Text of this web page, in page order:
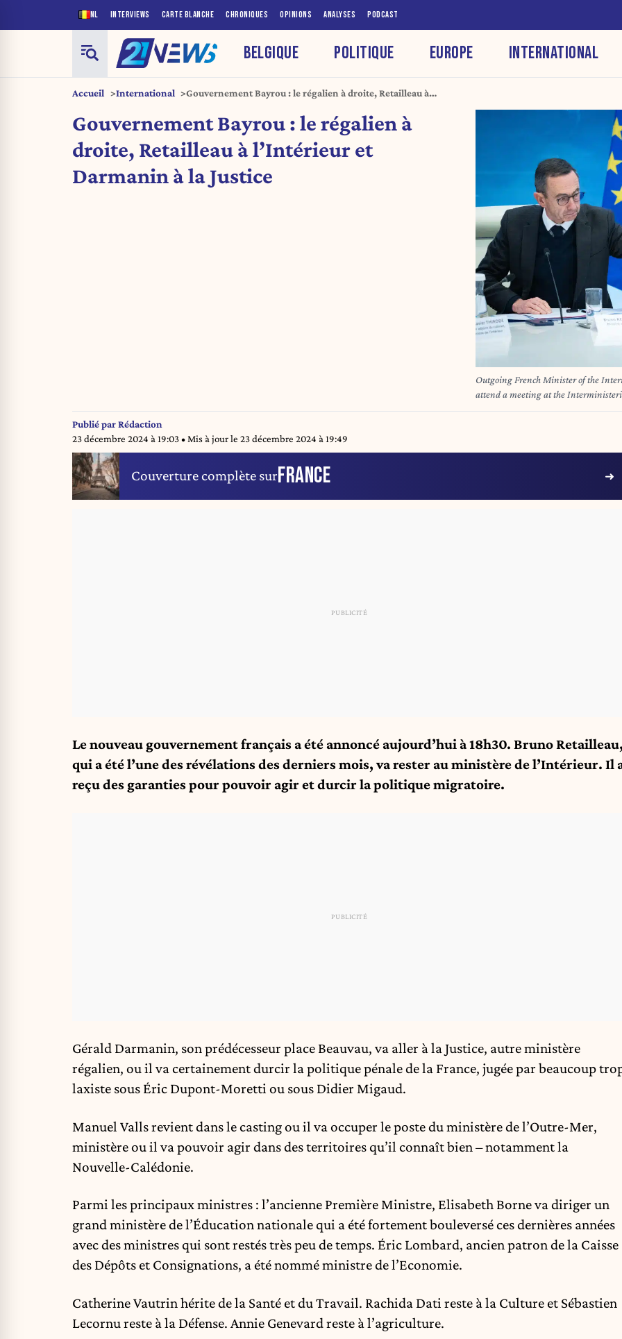
NL INTERVIEWS CARTE BLANCHE CHRONIQUES OPINIONS ANALYSES PODCAST
BELGIQUE POLITIQUE EUROPE INTERNATIONAL
Accueil International
Gouvernement Bayrou : le régalien à droite, Retailleau à
Gouvernement Bayrou : le régalien à
droite, Retailleau à l’Intérieur et
Darmanin à la Justice
Outgoing French Minister of the
attend a meeting at the
Interior Ministry in Paris, France, on
Publié parRédaction
23 décembre 2024 à 19:03• Mis à jour le 23 décembre 2024 à 19:49
Couverture complète surFRANCE
Le nouveau gouvernement français a été annoncé aujourd’hui à 18h30. Bruno
qui a été l’une des révélations des derniers mois, va rester au ministère de l’Intérieur. Il
reçu des garanties pour pouvoir agir et durcir la politique migratoire.
Gérald Darmanin, son prédécesseur place Beauvau, va aller à la Justice, autre ministère
régalien, ou il va certainement durcir la politique pénale de la France, jugée par beaucoup
laxiste sous Éric Dupont-Moretti ou sous Didier Migaud.
Manuel Valls revient dans le casting ou il va occuper le poste du ministère de l’Outre-Mer,
ministère ou il va pouvoir agir dans des territoires qu’il connaît bien – notamment la
Nouvelle-Calédonie.
Parmi les principaux ministres : l’ancienne Première Ministre, Elisabeth Borne va diriger un
grand ministère de l’Éducation nationale qui a été fortement bouleversé ces dernières années
avec des ministres qui sont restés très peu de temps. Éric Lombard, ancien patron de la Caisse
des Dépôts et Consignations, a été nommé ministre de l’Economie.
Catherine Vautrin hérite de la Santé et du Travail. Rachida Dati reste à la Culture et Sébastien
Lecornu reste à la Défense. Annie Genevard reste à l’agriculture.